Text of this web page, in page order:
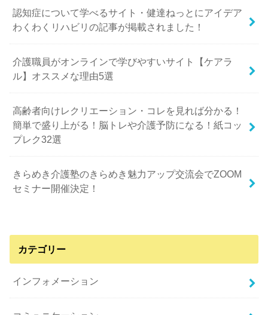
認知症について学べるサイト・健達ねっとにアイデア
わくわくリハビリの記事が掲載されました！
介護職員がオンラインで学びやすいサイト【ケアラ
ル】オススメな理由5選
高齢者向けレクリエーション・コレを見れば分かる！
簡単で盛り上がる！脳トレや介護予防になる！紙コッ
プレク32選
きらめき介護塾のきらめき魅力アップ交流会でZOOM
セミナー開催決定！
カテゴリー
インフォメーション